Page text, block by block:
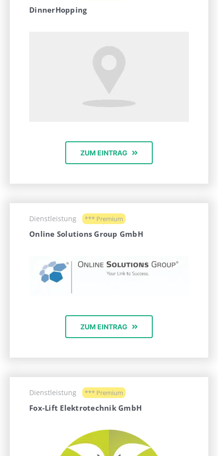
DinnerHopping
ZUM EINTRAG
Dienstleistung *** Premium
Online Solutions Group GmbH
ZUM EINTRAG
Dienstleistung *** Premium
Fox-Lift Elektrotechnik GmbH